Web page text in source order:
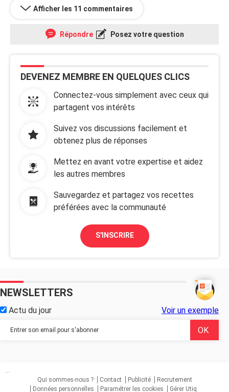
Afficher les 11 commentaires
Répondre Posez votre question
DEVENEZ MEMBRE EN QUELQUES CLICS
Connectez-vous simplement avec ceux qui
partagent vos intérêts
Suivez vos discussions facilement et
obtenez plus de réponses
Mettez en avant votre expertise et aidez
les autres membres
Sauvegardez et partagez vos recettes
préférées avec la communauté
S'INSCRIRE
NEWSLETTERS
Actu du jour Voir un exemple
...
Qui sommes-nous ?
Contact Publicité
Recrutement
Données personnelles
Paramétrer les cookies Gérer Utiq